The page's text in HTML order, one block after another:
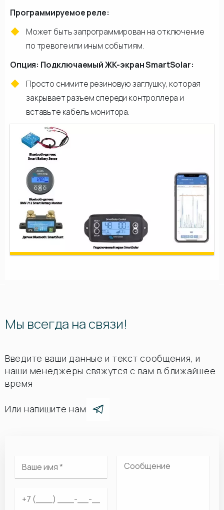
Программируемое реле:
Может быть запрограммирован на отключение
по тревоге или иным событиям.
Опция: Подключаемый ЖК-экран SmartSolar:
Просто снимите резиновую заглушку, которая
закрывает разъем спереди контроллера и
вставьте кабель монитора.
Мы всегда на связи!
Введите ваши данные и текст сообщения, и
наши менеджеры свяжутся с вам в ближайшее
время
Или напишите нам